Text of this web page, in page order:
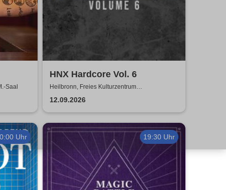
Saal
HNX Hardcore Vol. 6
Heilbronn, Freies Kulturzentrum
Maschinenfabrik
12.09.2026
Uhr 19:30 Uhr